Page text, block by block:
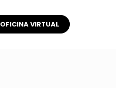
OFICINA VIRTUAL